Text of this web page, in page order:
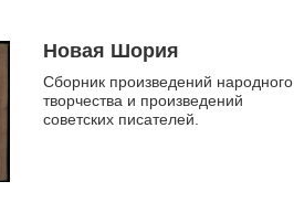
Новая Шория
Сборник произведений народного
творчества и произведений
советских писателей.